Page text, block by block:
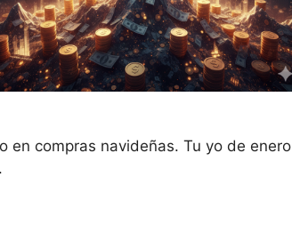
en compras navideñas. Tu yo de enero